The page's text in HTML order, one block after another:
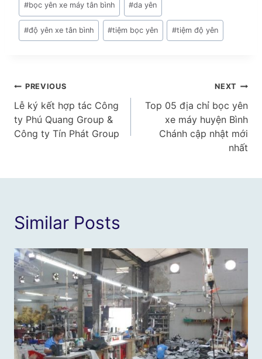
#bọc yên xe máy tân bình #da yên
#độ yên xe tân bình #tiệm bọc yên #tiệm độ yên
Điều
hướng
bài
PREVIOUS
Lễ ký kết hợp tác Công
ty Phú Quang Group &
Công ty Tín Phát Group
NEXT
Top 05 địa chỉ bọc yên
xe máy huyện Bình
Chánh cập nhật mới
nhất
Similar Posts